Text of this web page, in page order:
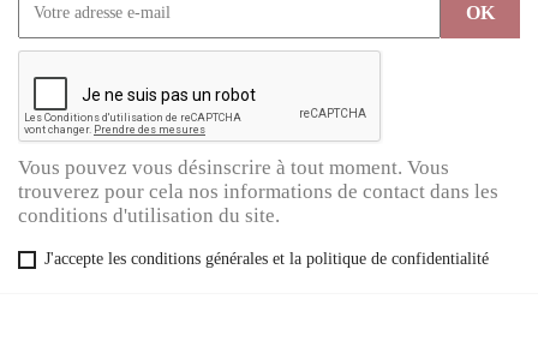
Vous pouvez vous désinscrire à tout moment. Vous
trouverez pour cela nos informations de contact dans les
conditions d'utilisation du site.
J'accepte les conditions générales et la politique de confidentialité